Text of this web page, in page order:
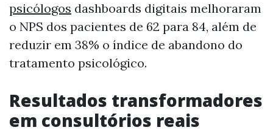
psicólogos dashboards digitais melhoraram
o NPS dos pacientes de 62 para 84, além de
reduzir em 38% o índice de abandono do
tratamento psicológico.
Resultados transformadores
em consultórios reais